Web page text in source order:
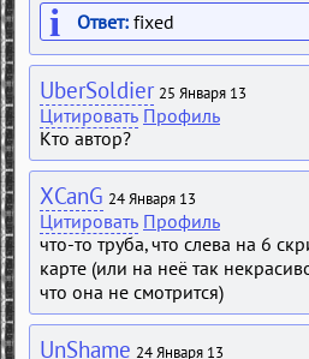
Ответ: fixed
UberSoldier 25 Января 13
Цитировать Профиль
Кто автор?
XCanG 24 Января 13
Цитировать Профиль
что-то труба, что слева на 6
карте (или на неё так
что она не смотрится)
UnShame 24 Января 13